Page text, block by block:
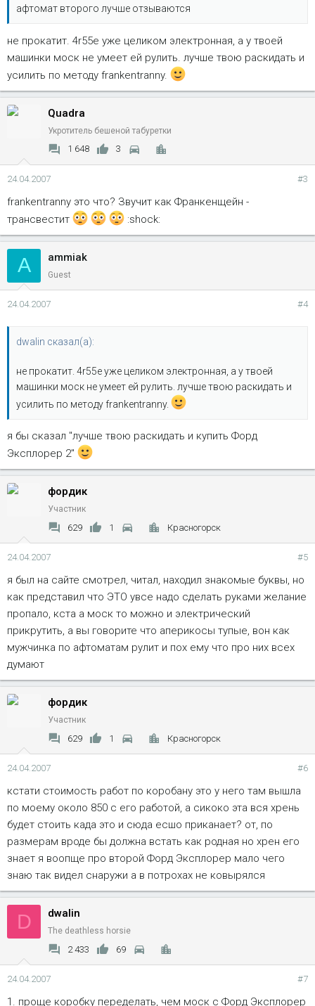
афтомат второго лучше отзываются
не прокатит. 4r55e уже целиком электронная, а у твоей
машинки моск не умеет ей рулить. лучше твою раскидать и
усилить по методу frankentranny.
Quadra
Укротитель бешеной табуретки
1 648 3
24.04.2007 #3
frankentranny это что? Звучит как Франкенщейн -
трансвестит
:shock:
A ammiak
Guest
24.04.2007 #4
dwalin сказал(а):
не прокатит. 4r55e уже целиком электронная, а у твоей
машинки моск не умеет ей рулить. лучше твою раскидать и
усилить по методу frankentranny.
я бы сказал "лучше твою раскидать и купить Форд
Эксплорер 2"
фордик
Участник
629 1 Красногорск
24.04.2007 #5
я был на сайте смотрел, читал, находил знакомые буквы, но
как представил что ЭТО увсе надо сделать руками желание
пропало, кста а моск то можно и электрический
прикрутить, а вы говорите что аперикосы тупые, вон как
мужчинка по афтоматам рулит и пох ему что про них всех
думают
фордик
Участник
629 1 Красногорск
24.04.2007 #6
кстати стоимость работ по коробану это у него там вышла
по моему около 850 с его работой, а сикоко эта вся хрень
будет стоить када это и сюда есшо приканает? от, по
размерам вроде бы должна встать как родная но хрен его
знает я воопще про второй Форд Эксплорер мало чего
знаю так видел снаружи а в потрохах не ковырялся
D dwalin
The deathless horsie
2 433 69
24.04.2007 #7
1. проще коробку переделать, чем моск с Форд Эксплорер